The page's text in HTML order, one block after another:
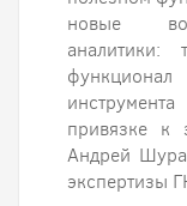
новые
аналитики:
привязке к
Андрей
экспертизы